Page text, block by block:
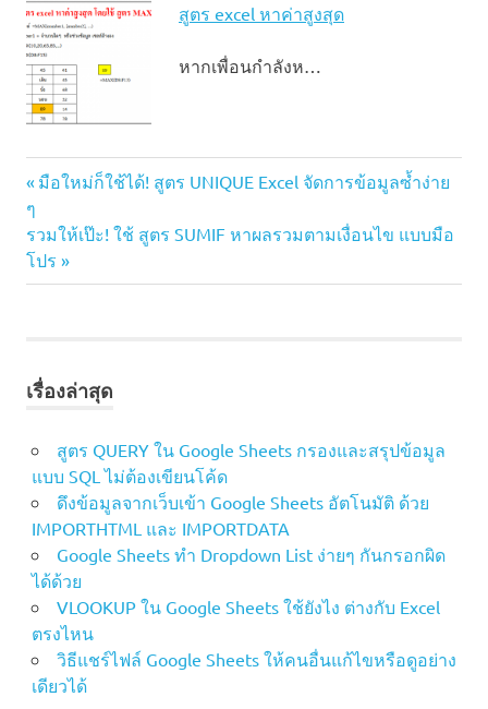
สูตร excel หาค่าสูงสุด
หากเพื่อนกำลังห…
Excel
SUMIF
Excel
มือ
อาชีพ
การ
Excel
ผลรวม
ตาม
เงื่อนไข
ฟังก์ชัน
Excel
สูตร
Excel
สูตร
SUMIF
แนะแนว
เรื่อง
Previous
มือใหม่ก็ใช้ได้! สูตร UNIQUE Excel จัดการข้อมูลซ้ำง่าย
ๆ
Next
Post:
รวมให้เป๊ะ! ใช้ สูตร SUMIF หาผลรวมตามเงื่อนไข แบบมือ
โปร
เรื่องล่าสุด
สูตร QUERY ใน Google Sheets กรองและสรุปข้อมูล
แบบ SQL ไม่ต้องเขียนโค้ด
ดึงข้อมูลจากเว็บเข้า Google Sheets อัตโนมัติ ด้วย
IMPORTHTML และ IMPORTDATA
Google Sheets ทำ Dropdown List ง่ายๆ กันกรอกผิด
ได้ด้วย
VLOOKUP ใน Google Sheets ใช้ยังไง ต่างกับ Excel
ตรงไหน
วิธีแชร์ไฟล์ Google Sheets ให้คนอื่นแก้ไขหรือดูอย่าง
เดียวได้